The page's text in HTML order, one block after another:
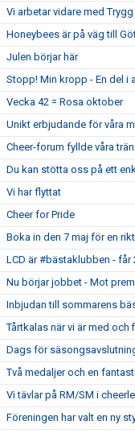
Vi arbetar vidare med
Honeybees är på väg till
Julen börjar här
Stopp! Min kropp - En del i
Vecka 42 = Rosa oktober
Unikt erbjudande för våra
Cheer-forum fyllde våra
Du kan stötta oss på ett
Vi har flyttat
Cheer for Pride
Boka in den 7 maj för en
LCD är #bästaklubben - får
Nu börjar jobbet - Mot
Inbjudan till sommarens
Tårtkalas när vi är med och
Dags för
Två medaljer och en
Vi tävlar på RM/SM i
Föreningen har valt en ny